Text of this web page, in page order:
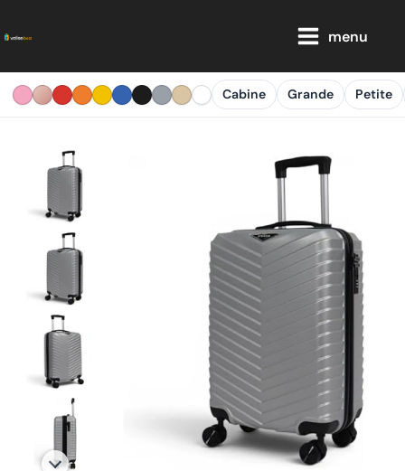
au
menu
Cabine Grande Petite